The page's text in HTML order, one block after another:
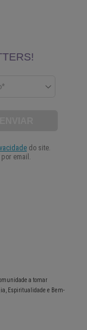
a tomar
Espiritualidade e Bem-